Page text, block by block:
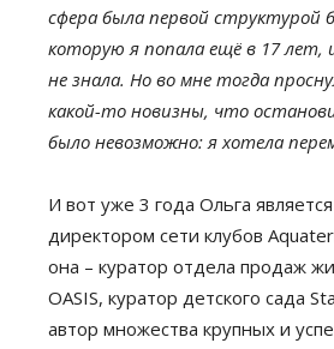
сфера была первой структурой
которую я попала ещё в 17 лет,
не знала. Но во мне тогда
какой-то новизны, что
было невозможно: я хотела
И вот уже 3 года Ольга
директором сети клубов
она – куратор отдела продаж
OASIS, куратор детского сада
автор множества крупных и